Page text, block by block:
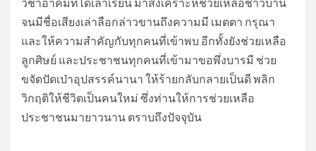
จนมีชื่อเสียงเล่าลือกล่าวขานถึงความมี เมตตา กรุณา
และให้ความสำคัญกับทุกคนที่เข้าพบ อีกทั้งยังช่วยเหลือ
ลูกศิษย์ และประชาชนทุกคนที่เข้ามาขอพึ่งบารมี ช่วย
ขจัดปัดเป่าอุปสรรค์นานา ให้ร้ายกลับกลายเป็นดี พลิก
วิกฤติให้ชีวิตเป็นคนใหม่ ซึ่งท่านให้การช่วยเหลือ
ประชาชนมายาวนาน ตราบถึงปัจจุบัน